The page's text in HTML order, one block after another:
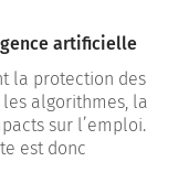
artificielle
la protection des
algorithmes, la
sur l’emploi.
est donc